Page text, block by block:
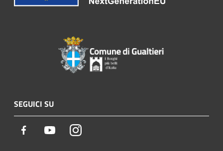
SEGUICI SU
Facebook YoutubeInstagram